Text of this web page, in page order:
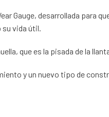
Gauge, desarrollada para
vida útil.
que es la pisada de la
y un nuevo tipo de